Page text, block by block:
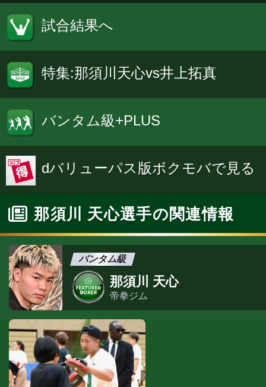
試合結果へ
特集:那須川天心vs井上拓真
バンタム級+PLUS
dバリューパス版ボクモバで見る
那須川 天心選手の関連情報
バンタム級
那須川 天心
帝拳ジム